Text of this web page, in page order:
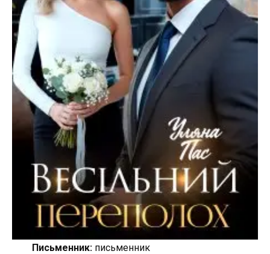
Письменник:письменник